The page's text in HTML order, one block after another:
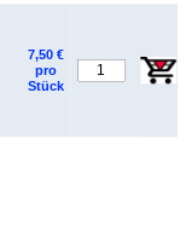
7,50 €
pro
Stück